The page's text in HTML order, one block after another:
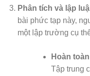
Phân tích và lập
bài phức tạp này,
một lập trường cụ
Hoàn
Tập trung